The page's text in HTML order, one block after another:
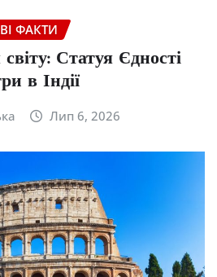
ФАКТИ
Статуя Єдності
в Індії
Лип 6, 2026